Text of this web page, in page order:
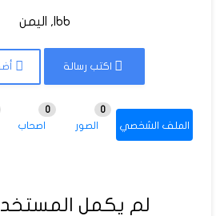
Ibb, اليمن
اكتب رسالة
الملف الشخصي الصور
0
اصحاب
0
لم يكمل